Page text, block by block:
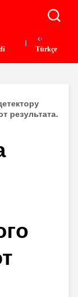
Türkçe
результата.